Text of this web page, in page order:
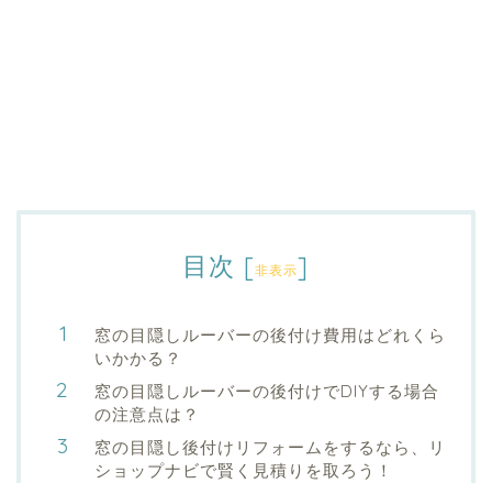
目次 [非表示]
窓の目隠しルーバーの後付け費用はどれくら
いかかる？
窓の目隠しルーバーの後付けでDIYする場合
の注意点は？
窓の目隠し後付けリフォームをするなら、リ
ショップナビで賢く見積りを取ろう！